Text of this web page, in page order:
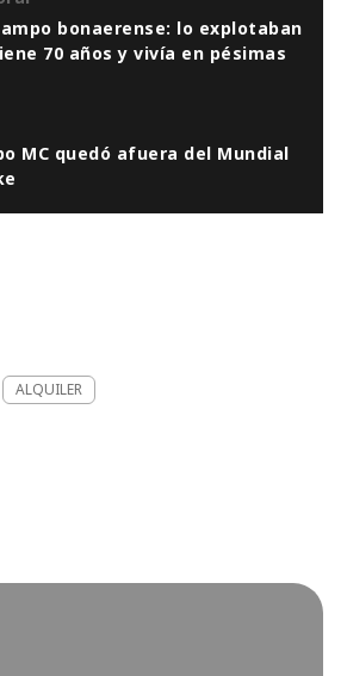
bonaerense: lo explotaban
70 años y vivía en pésimas
MC quedó afuera del Mundial
ALQUILER